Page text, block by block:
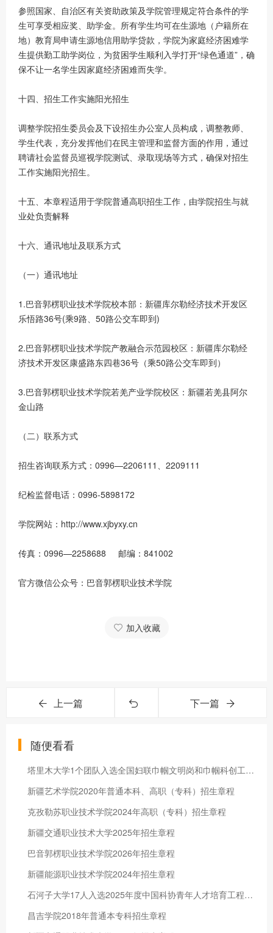
参照国家、自治区有关资助政策及学院管理规定符合条件的学
生可享受相应奖、助学金。所有学生均可在生源地（户籍所在
地）教育局申请生源地信用助学贷款，学院为家庭经济困难学
生提供勤工助学岗位，为贫困学生顺利入学打开“绿色通道”，确
保不让一名学生因家庭经济困难而失学。
十四、招生工作实施阳光招生
调整学院招生委员会及下设招生办公室人员构成，调整教师、
学生代表，充分发挥他们在民主管理和监督方面的作用，通过
聘请社会监督员巡视学院测试、录取现场等方式，确保对招生
工作实施阳光招生。
十五、本章程适用于学院普通高职招生工作，由学院招生与就
业处负责解释
十六、通讯地址及联系方式
（一）通讯地址
1.巴音郭楞职业技术学院校本部：新疆库尔勒经济技术开发区
乐悟路36号(乘9路、50路公交车即到)
2.巴音郭楞职业技术学院产教融合示范园校区：新疆库尔勒经
济技术开发区康盛路东四巷36号（乘50路公交车即到）
3.巴音郭楞职业技术学院若羌产业学院校区：新疆若羌县阿尔
金山路
（二）联系方式
招生咨询联系方式：0996—2206111、2209111
纪检监督电话：0996-5898172
学院网站：http://www.xjbyxy.cn
传真：0996—2258688 邮编：841002
官方微信公众号：巴音郭楞职业技术学院
加入收藏
上一篇 下一篇
随便看看
塔里木大学1个团队入选全国妇联巾帼文明岗和巾帼科创工作室联建情况典型案例
新疆艺术学院2020年普通本科、高职（专科）招生章程
克孜勒苏职业技术学院2024年高职（专科）招生章程
新疆交通职业技术大学2025年招生章程
巴音郭楞职业技术学院2026年招生章程
新疆能源职业技术学院2024年招生章程
石河子大学17人入选2025年度中国科协青年人才培育工程博士生专项计划
昌吉学院2018年普通本专科招生章程